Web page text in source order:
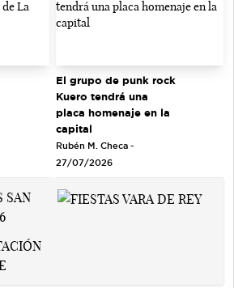
El grupo de punk rock
Kuero tendrá una
placa homenaje en la
capital
Rubén M. Checa -
27/07/2026